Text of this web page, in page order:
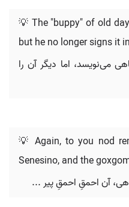
💡 The "buppy" of old
but he no longer signs it
می‌نویسد، اما دیگر آن را
💡 Again, to you nod
Senesino, and the
آن احمقِ احمقِ پیر ...